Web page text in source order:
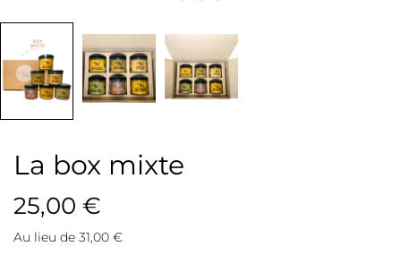
La box mixte
25,00 €
Au lieu de 31,00 €